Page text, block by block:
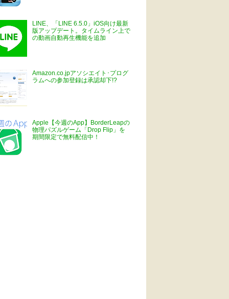
LINE、「LINE 6.5.0」iOS向け最新
版アップデート。タイムライン上で
の動画自動再生機能を追加
Amazon.co.jpアソシエイト･プログ
ラムへの参加登録は承認却下!?
Apple【今週のApp】BorderLeapの
物理パズルゲーム「Drop Flip」を
期間限定で無料配信中！